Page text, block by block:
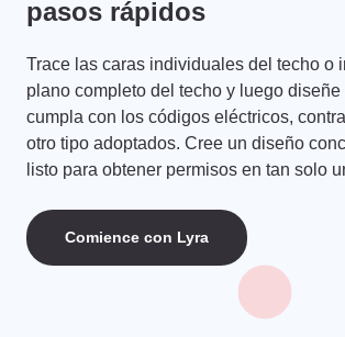
pasos rápidos
Trace las caras individuales del techo o
plano completo del techo y luego
cumpla con los códigos eléctricos,
otro tipo adoptados. Cree un diseño
listo para obtener permisos en tan solo
Comience con Lyra